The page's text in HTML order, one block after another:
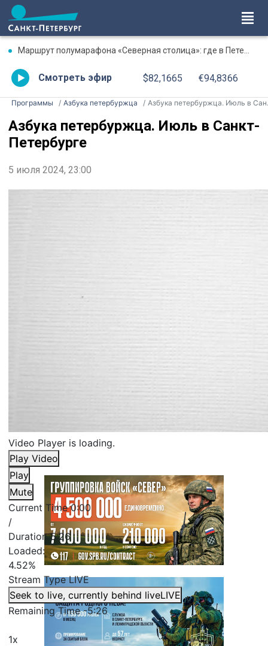
Маршрут полумарафона «Северная столица»: где в Петербурге будут перекрыты дороги 9 августа
Смотреть эфир $82,1665 €94,8366
Программы Азбука петербуржца Азбука петербуржца. Июль в Санкт-Петербурге
Азбука петербуржца. Июль в Санкт-
Петербурге
5 июля 2024, 23:00
Video Player is loading.
Play Video
Play
Mute
Current Time0:00
/
Duration5:26
Loaded:
4.52%
Stream TypeLIVE
Seek to live, currently behind liveLIVE
Remaining Time-5:26
1x